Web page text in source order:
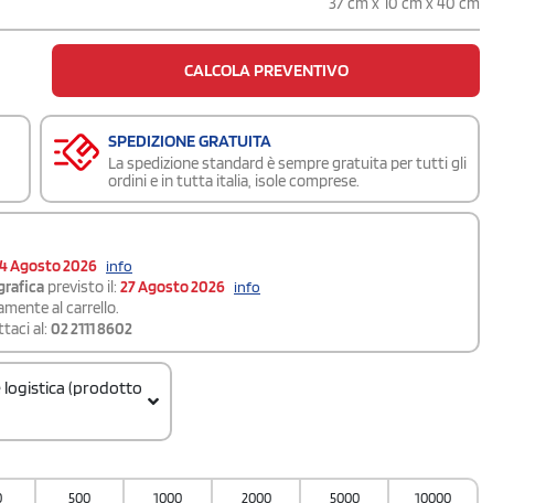
CALCOLA PREVENTIVO
SPEDIZIONE GRATUITA
La spedizione standard è sempre gratuita per tutti gli
ordini e in tutta italia, isole comprese.
Agosto 2026 info
previsto il: 27 Agosto 2026 info
al carrello.
al: 02 2111 8602
logistica (prodotto
500 1000 2000 5000 10000